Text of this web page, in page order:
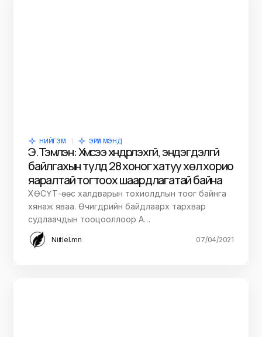
НИЙГЭМ ЭРҮҮЛ МЭНД
Э.Тэмүүлэн: Хүмүүсээ хүндрүүлэхгүй, эндэгдэлгүй
байлгахын тулд 28 хоног хатуу хөл хорио
яаралтай тогтоох шаардлагатай байна
ХӨСҮТ-өөс халдварын тохиолдлын тоог байнга
хянаж яваа. Өчигдрийн байдлаарх тархвар
судлаачдын тооцооллоор А…
Niitlel.mn 07/04/2021